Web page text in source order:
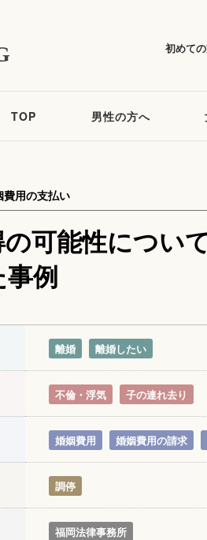
初めて
TOP 男性の方へ
可能性につい
例
用の支払い
離婚 離婚したい
不倫・浮気 子の連れ去り
婚姻費用 婚姻費用の請求
調停
福岡法律事務所